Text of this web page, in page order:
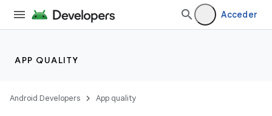
Acceder
APP QUALITY
Android Developers App quality